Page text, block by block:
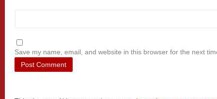
Save my name, email, and website in this browser for the next